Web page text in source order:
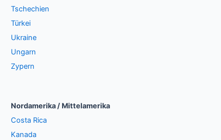
Tschechien
Türkei
Ukraine
Ungarn
Zypern
Nordamerika / Mittelamerika
Costa Rica
Kanada